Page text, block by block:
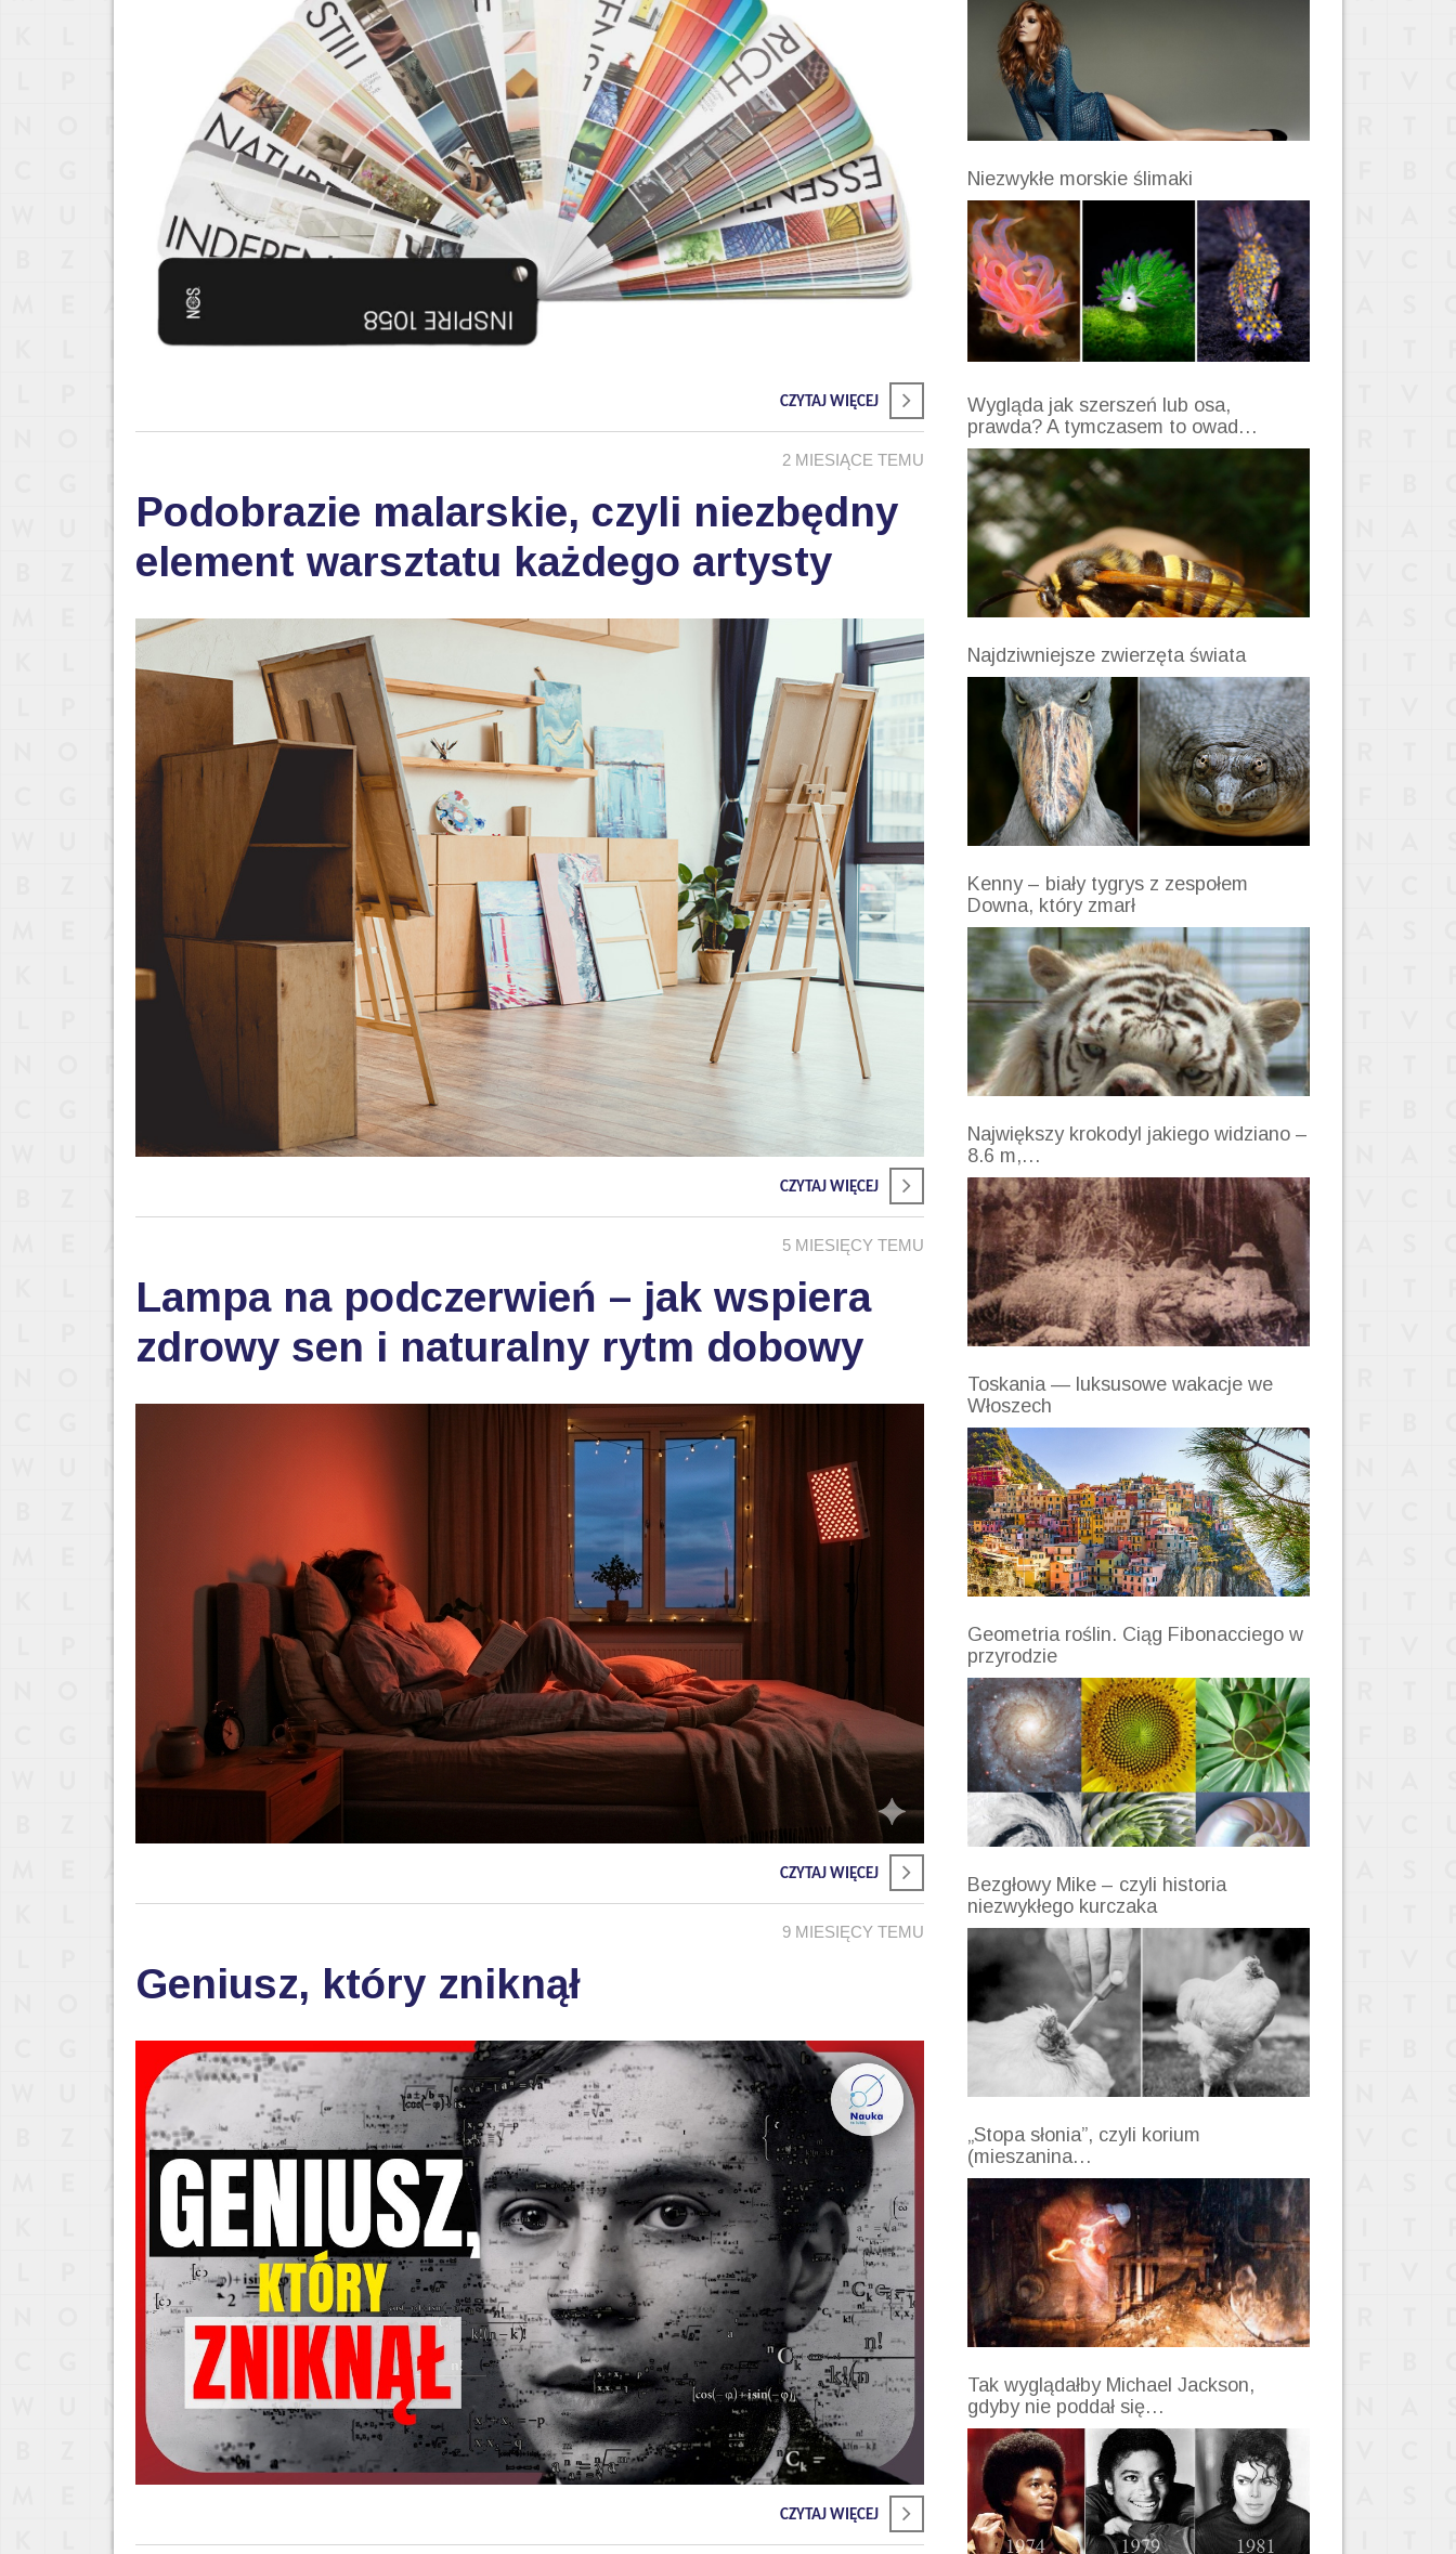
CZYTAJ WIĘCEJ
2 MIESIĄCE TEMU
Podobrazie malarskie, czyli niezbędny
element warsztatu każdego artysty
CZYTAJ WIĘCEJ
5 MIESIĘCY TEMU
Lampa na podczerwień – jak wspiera
zdrowy sen i naturalny rytm dobowy
CZYTAJ WIĘCEJ
9 MIESIĘCY TEMU
Geniusz, który zniknął
CZYTAJ WIĘCEJ
Niezwykłe morskie ślimaki
Wygląda jak szerszeń lub osa,
prawda? A tymczasem to owad…
Najdziwniejsze zwierzęta świata
Kenny – biały tygrys z zespołem
Downa, który zmarł
Największy krokodyl jakiego widziano –
8.6 m,…
Toskania — luksusowe wakacje we
Włoszech
Geometria roślin. Ciąg Fibonacciego w
przyrodzie
Bezgłowy Mike – czyli historia
niezwykłego kurczaka
„Stopa słonia”, czyli korium
(mieszanina…
Tak wyglądałby Michael Jackson,
gdyby nie poddał się…